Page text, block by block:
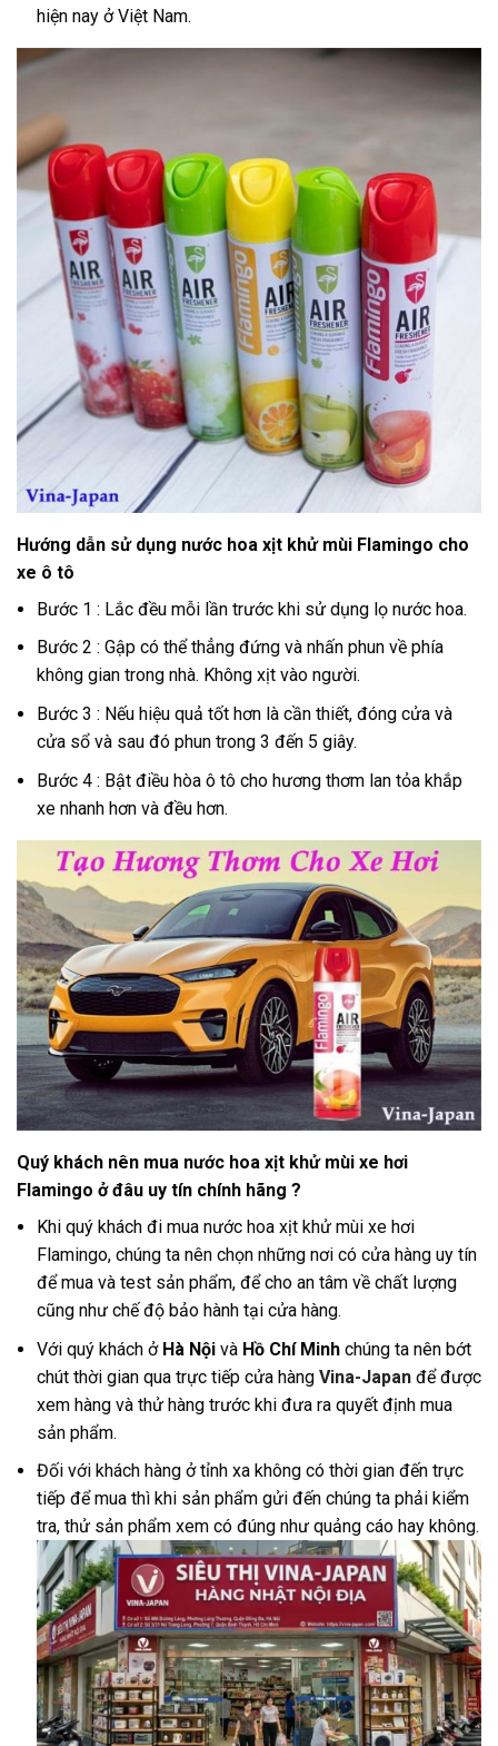
hiện nay ở Việt Nam.
Hướng dẫn sử dụng nước hoa xịt khử mùi Flamingo cho
xe ô tô
Bước 1 : Lắc đều mỗi lần trước khi sử dụng lọ nước hoa.
Bước 2 : Gập có thể thẳng đứng và nhấn phun về phía
không gian trong nhà. Không xịt vào người.
Bước 3 : Nếu hiệu quả tốt hơn là cần thiết, đóng cửa và
cửa sổ và sau đó phun trong 3 đến 5 giây.
Bước 4 : Bật điều hòa ô tô cho hương thơm lan tỏa khắp
xe nhanh hơn và đều hơn.
Quý khách nên mua nước hoa xịt khử mùi xe hơi
Flamingo ở đâu uy tín chính hãng ?
Khi quý khách đi mua nước hoa xịt khử mùi xe hơi
Flamingo, chúng ta nên chọn những nơi có cửa hàng uy tín
để mua và test sản phẩm, để cho an tâm về chất lượng
cũng như chế độ bảo hành tại cửa hàng.
Với quý khách ở Hà Nội và Hồ Chí Minh chúng ta nên bớt
chút thời gian qua trực tiếp cửa hàng Vina-Japan để được
xem hàng và thử hàng trước khi đưa ra quyết định mua
sản phẩm.
Đối với khách hàng ở tỉnh xa không có thời gian đến trực
tiếp để mua thì khi sản phẩm gửi đến chúng ta phải kiểm
tra, thử sản phẩm xem có đúng như quảng cáo hay không.